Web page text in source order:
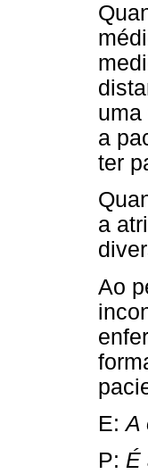
uma
a
ter
a
Ao
E:A
P: É